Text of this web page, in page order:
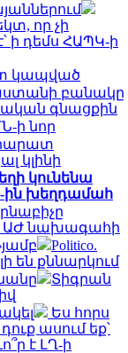
որ չի
ի դեմս ՀԱՊԿ-ի
կապված
բանակը
գնացքին
ի նոր
կլինի
կունենա
խեղդամահ
ԱԺ նախագահի
Politico.
են քննարկում
Տիգրան
Ես հորս
ասում եք՝
է ԼՂ-ի